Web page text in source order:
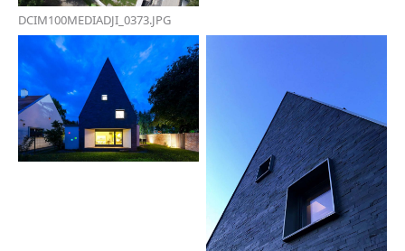
DCIM100MEDIADJI_0373.JPG